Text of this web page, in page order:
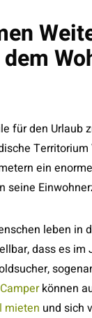
für den Urlaub
ein
seine
leben in
dass es im
können
mieten und sich